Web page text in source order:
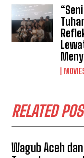
RELATED
Wagub Aceh